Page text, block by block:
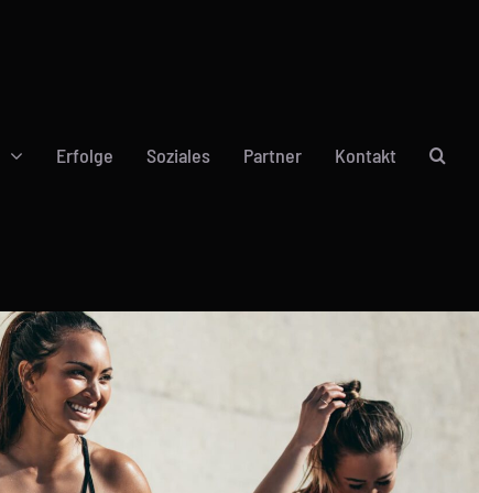
Erfolge Soziales Partner Kontakt